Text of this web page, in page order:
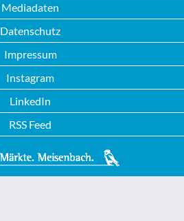
Mediadaten
Datenschutz
Impressum
Instagram
LinkedIn
RSS Feed